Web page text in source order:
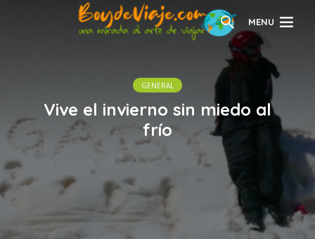
MENU
GENERAL
Vive el invierno sin miedo al
frío